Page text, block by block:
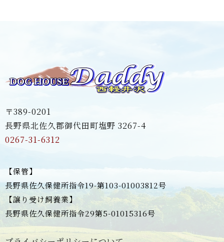
〒389-0201
長野県北佐久郡御代田町塩野 3267-4
0267-31-6312
【保管】
長野県佐久保健所指令19-第103-01003812号
【譲り受け飼養業】
長野県佐久保健所指令29第5-01015316号